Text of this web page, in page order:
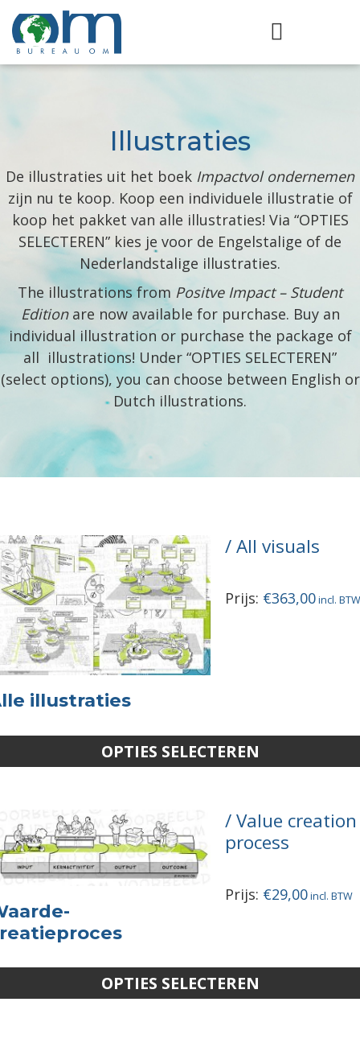
Illustraties
De illustraties uit het boek Impactvol ondernemen
zijn nu te koop. Koop een individuele illustratie of
koop het pakket van alle illustraties! Via “OPTIES
SELECTEREN” kies je voor de Engelstalige of de
Nederlandstalige illustraties.
The illustrations from Positve Impact – Student
Editionare now available for purchase. Buy an
individual illustration or purchase the package of
all illustrations! Under “OPTIES SELECTEREN”
(select options), you can choose between English or
Dutch illustrations.
illustraties
All visuals
Prijs: €363,00
OPTIES SELECTEREN
Value creation
process
Prijs: €29,00
OPTIES SELECTEREN